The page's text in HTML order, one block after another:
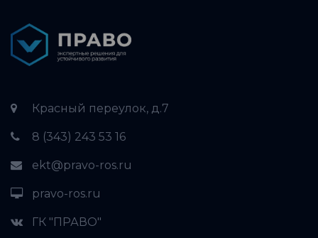
Красный переулок, д.7
8 (343) 243 53 16
ekt@pravo-ros.ru
pravo-ros.ru
ГК "ПРАВО"